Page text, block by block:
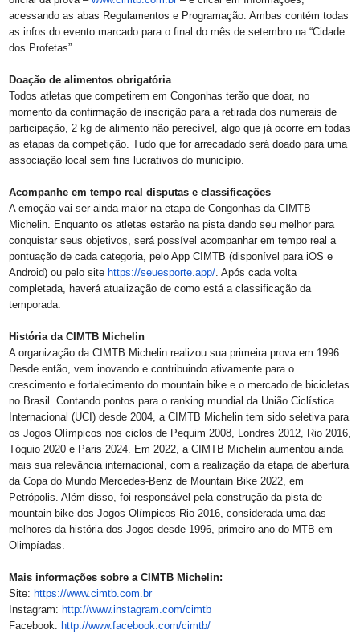
acessando as abas Regulamentos e Programação. Ambas contém todas
as infos do evento marcado para o final do mês de setembro na “Cidade
dos Profetas”.
Doação de alimentos obrigatória
Todos atletas que competirem em Congonhas terão que doar, no
momento da confirmação de inscrição para a retirada dos numerais de
participação, 2 kg de alimento não perecível, algo que já ocorre em todas
as etapas da competição. Tudo que for arrecadado será doado para uma
associação local sem fins lucrativos do município.
Acompanhe em tempo real disputas e classificações
A emoção vai ser ainda maior na etapa de Congonhas da CIMTB
Michelin. Enquanto os atletas estarão na pista dando seu melhor para
conquistar seus objetivos, será possível acompanhar em tempo real a
pontuação de cada categoria, pelo App CIMTB (disponível para iOS e
Android) ou pelo site https://seuesporte.app/. Após cada volta
completada, haverá atualização de como está a classificação da
temporada.
História da CIMTB Michelin
A organização da CIMTB Michelin realizou sua primeira prova em 1996.
Desde então, vem inovando e contribuindo ativamente para o
crescimento e fortalecimento do mountain bike e o mercado de bicicletas
no Brasil. Contando pontos para o ranking mundial da União Ciclística
Internacional (UCI) desde 2004, a CIMTB Michelin tem sido seletiva para
os Jogos Olímpicos nos ciclos de Pequim 2008, Londres 2012, Rio 2016,
Tóquio 2020 e Paris 2024. Em 2022, a CIMTB Michelin aumentou ainda
mais sua relevância internacional, com a realização da etapa de abertura
da Copa do Mundo Mercedes-Benz de Mountain Bike 2022, em
Petrópolis. Além disso, foi responsável pela construção da pista de
mountain bike dos Jogos Olímpicos Rio 2016, considerada uma das
melhores da história dos Jogos desde 1996, primeiro ano do MTB em
Olimpíadas.
Mais informações sobre a CIMTB Michelin:
Site: https://www.cimtb.com.br
Instagram: http://www.instagram.com/cimtb
Facebook: http://www.facebook.com/cimtb/